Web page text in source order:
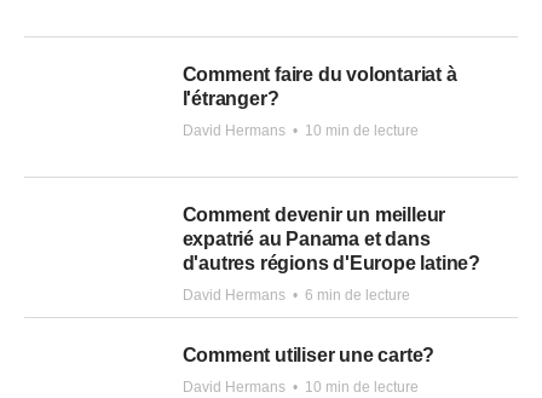
Comment faire du volontariat à
l'étranger?
David Hermans • 10 min de lecture
Comment devenir un meilleur
expatrié au Panama et dans
d'autres régions d'Europe latine?
David Hermans • 6 min de lecture
Comment utiliser une carte?
David Hermans • 10 min de lecture